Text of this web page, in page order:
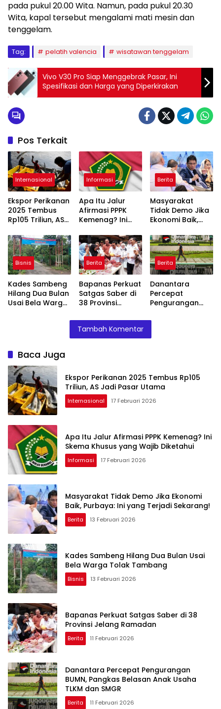
pada pukul 20.00 Wita. Namun, pada pukul 20.30
Wita, kapal tersebut mengalami mati mesin dan
tenggelam.
Tag: pelatih valencia wisatawan tenggelam
Vivo V30 Pro Siap Menggebrak Pasar, Ini
Spesifikasi dan Harga yang Diperkirakan
Pos Terkait
Internasional
Ekspor Perikanan
2025 Tembus
Rp105 Triliun, AS
Utama
Informasi
Apa Itu Jalur
Afirmasi PPPK
Kemenag? Ini
yang Wajib
Diketahui
Berita
Masyarakat
Tidak Demo Jika
Ekonomi Baik,
Terjadi Sekarang!
Bisnis
Kades Sambeng
Hilang Dua Bulan
Usai Bela Warga
Berita
Bapanas Perkuat
Satgas Saber di
38 Provinsi
Berita
Danantara
Percepat
Pengurangan
Belasan Anak
SMGR
Tambah Komentar
Baca Juga
Ekspor Perikanan 2025 Tembus Rp105
Triliun, AS Jadi Pasar Utama
Internasional 17 Februari 2026
Apa Itu Jalur Afirmasi PPPK Kemenag? Ini
Skema Khusus yang Wajib Diketahui
Informasi 17 Februari 2026
Masyarakat Tidak Demo Jika Ekonomi
Baik, Purbaya: Ini yang Terjadi Sekarang!
Berita 13 Februari 2026
Kades Sambeng Hilang Dua Bulan Usai
Bela Warga Tolak Tambang
Bisnis 13 Februari 2026
Bapanas Perkuat Satgas Saber di 38
Provinsi Jelang Ramadan
Berita 11 Februari 2026
Danantara Percepat Pengurangan
BUMN, Pangkas Belasan Anak Usaha
TLKM dan SMGR
Berita 11 Februari 2026